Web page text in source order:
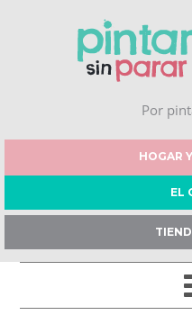
Por
HOGAR
EL